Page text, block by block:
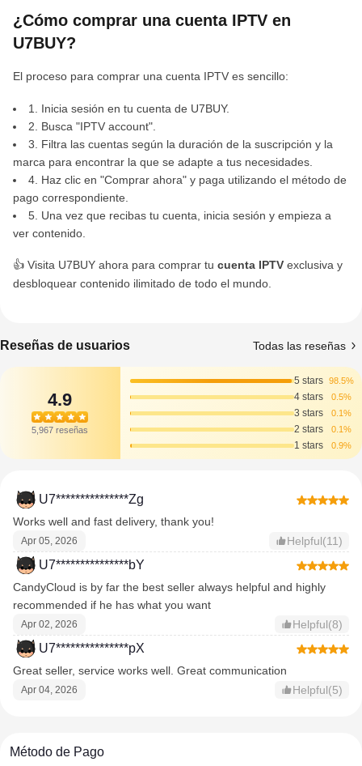
¿Cómo comprar una cuenta IPTV en
U7BUY?
El proceso para comprar una cuenta IPTV es sencillo:
1. Inicia sesión en tu cuenta de U7BUY.
2. Busca "IPTV account".
3. Filtra las cuentas según la duración de la suscripción y la
marca para encontrar la que se adapte a tus necesidades.
4. Haz clic en "Comprar ahora" y paga utilizando el método de
pago correspondiente.
5. Una vez que recibas tu cuenta, inicia sesión y empieza a
ver contenido.
👍 Visita U7BUY ahora para comprar tu cuenta IPTV exclusiva y
desbloquear contenido ilimitado de todo el mundo.
Reseñas de usuarios Todas las reseñas
4.9
5,967 reseñas
5 stars 98.5%
4 stars 0.5%
3 stars 0.1%
2 stars 0.1%
1 stars 0.9%
U7***************Zg
Works well and fast delivery, thank you!
Apr 05, 2026 Helpful(11)
U7***************bY
CandyCloud is by far the best seller always helpful and highly
recommended if he has what you want
Apr 02, 2026 Helpful(8)
U7***************pX
Great seller, service works well. Great communication
Apr 04, 2026 Helpful(5)
Método de Pago